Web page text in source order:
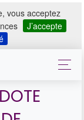
vous acceptez
J’accepte